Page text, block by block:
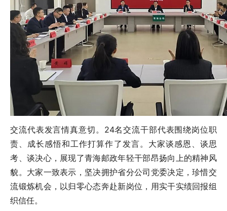
交流代表发言情真意切。24名交流干部代表围绕岗位职
责、成长感悟和工作打算作了发言。大家谈感恩、谈思
考、谈决心，展现了青海邮政年轻干部昂扬向上的精神风
貌。大家一致表示，坚决拥护省分公司党委决定，珍惜交
流锻炼机会，以归零心态奔赴新岗位，用实干实绩回报组
织信任。